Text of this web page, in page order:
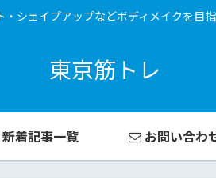
シェイプアップなどボディメイクを目
東京筋トレ
新着記事一覧 お問い合わ